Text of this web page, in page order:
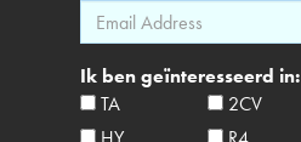
Ik ben geïnteresseerd in:
TA
2CV